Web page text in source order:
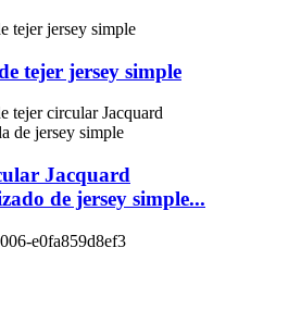
tejer jersey simple
Jacquard
de jersey simple...